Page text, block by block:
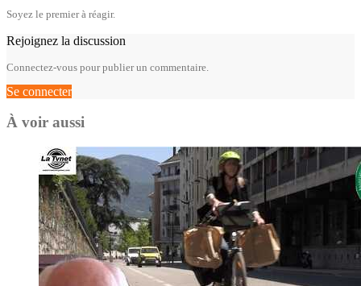
Soyez le premier à réagir.
Rejoignez la discussion
Connectez-vous pour publier un commentaire.
Se connecter
À voir aussi